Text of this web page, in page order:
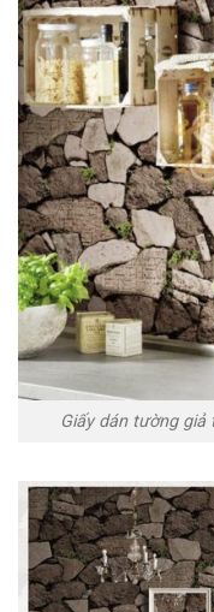
Giấy dán tường